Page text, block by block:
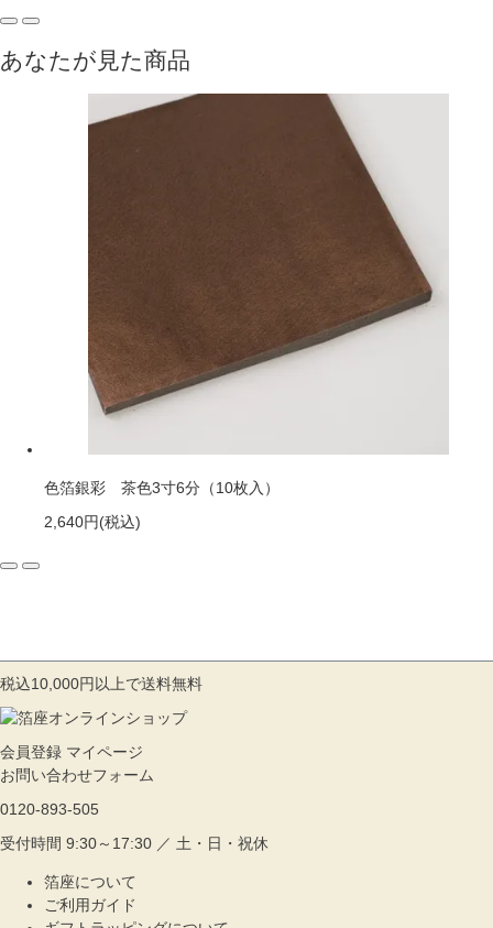
あなたが見た商品
色箔銀彩 茶色3寸6分（10枚入）
2,640円(税込)
税込10,000円以上で送料無料
会員登録 マイページ
お問い合わせフォーム
0120-893-505
受付時間 9:30～17:30 ／ 土・日・祝休
箔座について
ご利用ガイド